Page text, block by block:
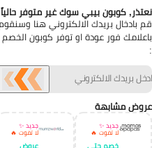
كوبون بيبي سوك غير متوفر حالياً.
بادخال بريدك الالكتروني هنا وسنقوم
فور عودة او توفر كوبون الخصم
مشابهة
جديد ✨
لا تفوت 🔥
جديد ✨
لا تفوت 🔥